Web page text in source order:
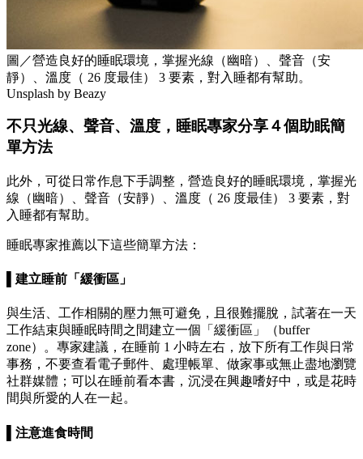
圖／營造良好的睡眠環境，掌握光線（幽暗）、聲音（安
靜）、溫度（ 26 度最佳） 3 要素，對入睡都有幫助。
Unsplash by Beazy
不只光線、聲音、溫度，睡眠專家分享４個助眠簡
單方法
此外，可從日常作息下手調整，營造良好的睡眠環境，掌握光
線（幽暗）、聲音（安靜）、溫度（ 26 度最佳） 3 要素，對
入睡都有幫助。
睡眠專家推薦以下這些簡單方法：
▌建立睡前「緩衝區」
與生活、工作相關的壓力無可避免，且很難擺脫，試著在一天
工作結束與睡眠時間之間建立一個「緩衝區」（buffer
zone）。專家建議，在睡前 1 小時左右，放下所有工作與日常
事務，不要查看電子郵件、處理帳單、做家事或無止盡地瀏覽
社群媒體；可以在睡前看本書，沉浸在興趣嗜好中，或是花時
間與所愛的人在一起。
▌注意進食時間